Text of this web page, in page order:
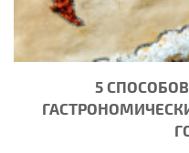
5